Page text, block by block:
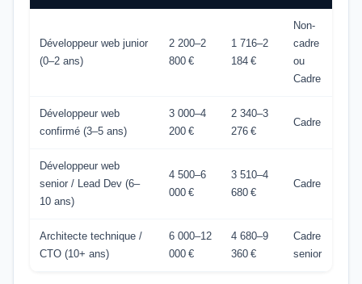
Développeur web junior
(0–2 ans)
2 200–2
800 €
1 716–2
184 €
Non-
cadre
ou
Cadre
Développeur web
confirmé (3–5 ans)
3 000–4
200 €
2 340–3
276 €
Cadre
Développeur web
senior / Lead Dev (6–
10 ans)
4 500–6
000 €
3 510–4
680 €
Cadre
Architecte technique /
CTO (10+ ans)
6 000–12
000 €
4 680–9
360 €
Cadre
senior